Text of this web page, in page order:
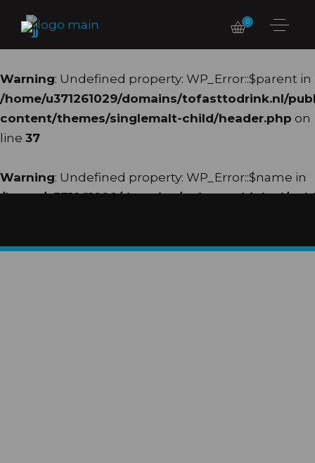
0
Warning: Undefined property: WP_Error::$parent in
/home/u371261029/domains/tofasttodrink.nl/
content/themes/singlemalt-child/header.php on
line 37
Warning: Undefined property: WP_Error::$name in
/home/u371261029/domains/tofasttodrink.nl/